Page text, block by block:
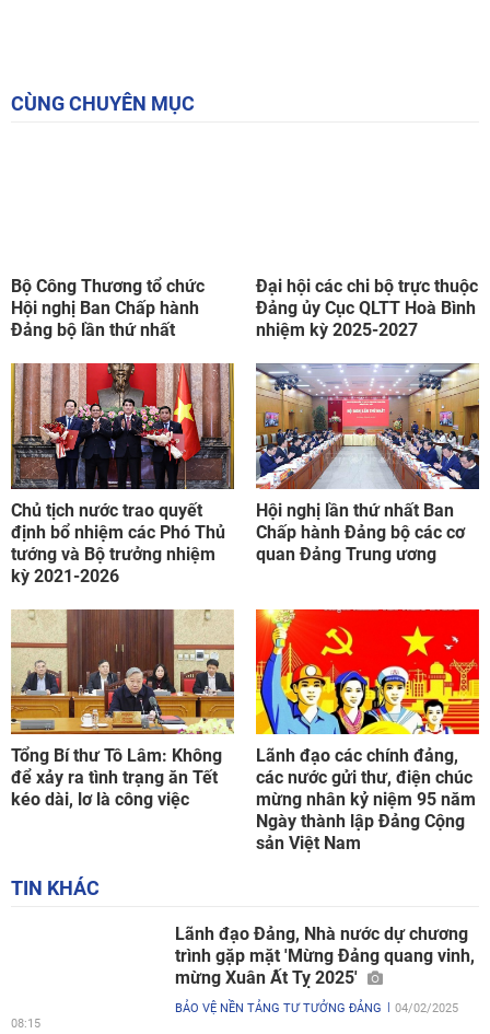
CÙNG CHUYÊN MỤC
Bộ Công Thương tổ chức
Hội nghị Ban Chấp hành
Đảng bộ lần thứ nhất
Đại hội các chi bộ trực thuộc
Đảng ủy Cục QLTT Hoà Bình
nhiệm kỳ 2025-2027
Chủ tịch nước trao quyết
định bổ nhiệm các Phó Thủ
tướng và Bộ trưởng nhiệm
kỳ 2021-2026
Hội nghị lần thứ nhất Ban
Chấp hành Đảng bộ các cơ
quan Đảng Trung ương
Tổng Bí thư Tô Lâm: Không
để xảy ra tình trạng ăn Tết
kéo dài, lơ là công việc
Lãnh đạo các chính đảng,
các nước gửi thư, điện chúc
mừng nhân kỷ niệm 95 năm
Ngày thành lập Đảng Cộng
sản Việt Nam
TIN KHÁC
Lãnh đạo Đảng, Nhà nước dự chương
trình gặp mặt 'Mừng Đảng quang vinh,
mừng Xuân Ất Tỵ 2025'
BẢO VỆ NỀN TẢNG TƯ TƯỞNG ĐẢNG
04/02/2025
08:15